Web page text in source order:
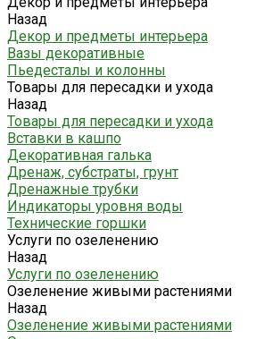
Назад
Декор и предметы интерьера
Вазы декоративные
Пьедесталы и колонны
Товары для пересадки и ухода
Назад
Товары для пересадки и ухода
Вставки в кашпо
Декоративная галька
Дренаж, субстраты, грунт
Дренажные трубки
Индикаторы уровня воды
Технические горшки
Услуги по озеленению
Назад
Услуги по озеленению
Озеленение живыми растениями
Назад
Озеленение живыми растениями